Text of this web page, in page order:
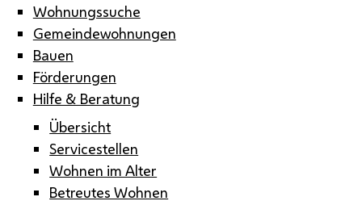
Wohnungssuche
Gemeindewohnungen
Bauen
Förderungen
Hilfe & Beratung
Übersicht
Servicestellen
Wohnen im Alter
Betreutes Wohnen